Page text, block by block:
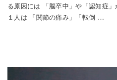
る原因には 「脳卒中」や「認知症
１人は 「関節の痛み」「転倒 …